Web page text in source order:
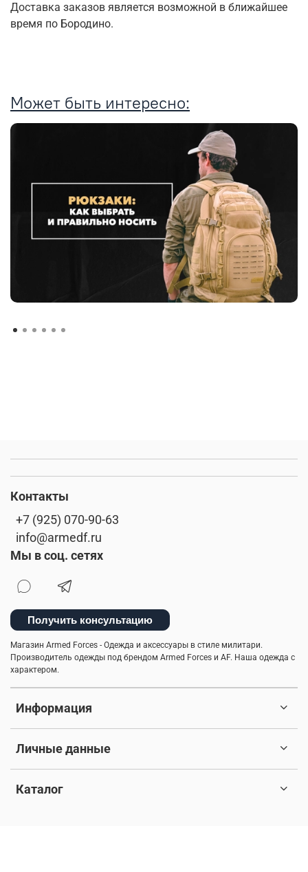
Доставка заказов является возможной в ближайшее
время по Бородино.
Может быть интересно:
Информация
Личные данные
Каталог
Контакты
+7 (925) 070-90-63
info@armedf.ru
Мы в соц. сетях
Получить консультацию
Магазин Armed Forces - Одежда и аксессуары в стиле милитари.
Производитель одежды под брендом Armed Forces и AF. Наша одежда с
характером.